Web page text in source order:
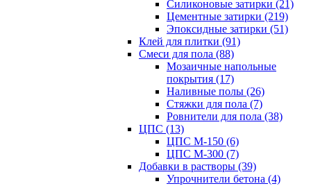
Силиконовые затирки (21)
Цементные затирки (219)
Эпоксидные затирки (51)
Клей для плитки (91)
Смеси для пола (88)
Мозаичные напольные
покрытия (17)
Наливные полы (26)
Стяжки для пола (7)
Ровнители для пола (38)
ЦПС (13)
ЦПС М-150 (6)
ЦПС М-300 (7)
Добавки в растворы (39)
Упрочнители бетона (4)